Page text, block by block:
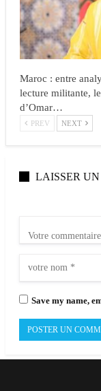
Maroc : entre
lecture militante,
d’Omar…
PREV NEXT
LAISSER
Save my name,